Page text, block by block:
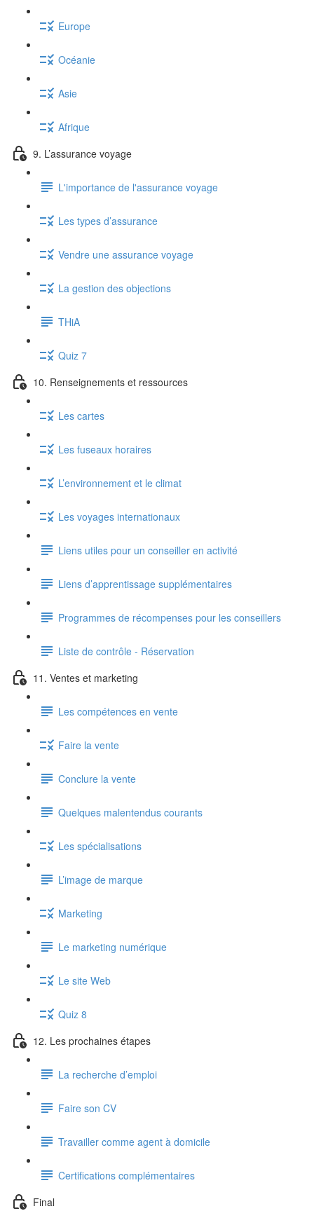
Europe
Océanie
Asie
Afrique
9. L’assurance voyage
L'importance de l'assurance voyage
Les types d’assurance
Vendre une assurance voyage
La gestion des objections
THiA
Quiz 7
10. Renseignements et ressources
Les cartes
Les fuseaux horaires
L’environnement et le climat
Les voyages internationaux
Liens utiles pour un conseiller en activité
Liens d’apprentissage supplémentaires
Programmes de récompenses pour les conseillers
Liste de contrôle - Réservation
11. Ventes et marketing
Les compétences en vente
Faire la vente
Conclure la vente
Quelques malentendus courants
Les spécialisations
L’image de marque
Marketing
Le marketing numérique
Le site Web
Quiz 8
12. Les prochaines étapes
La recherche d’emploi
Faire son CV
Travailler comme agent à domicile
Certifications complémentaires
Final